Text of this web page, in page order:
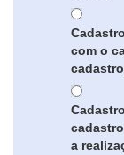
com o
a